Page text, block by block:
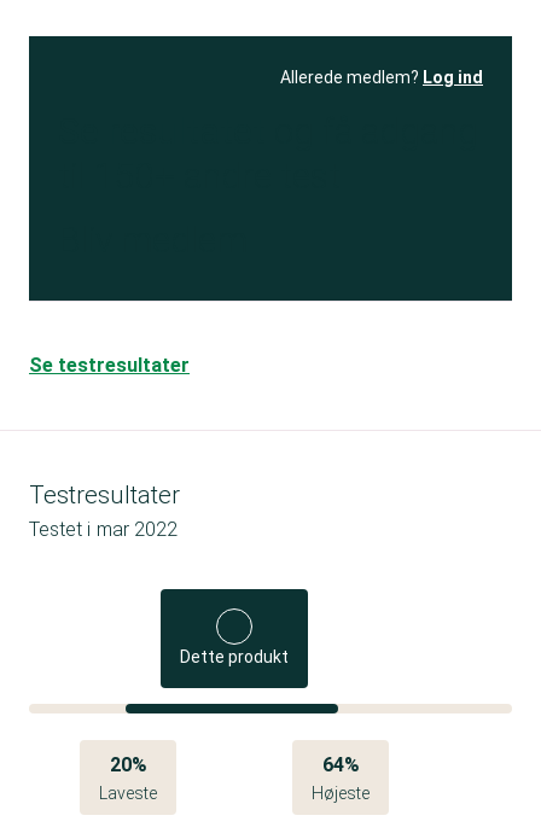
Allerede medlem? Log ind
Se testresultater
Testresultater
Testet i mar 2022
Dette produkt
20%
Laveste
64%
Højeste